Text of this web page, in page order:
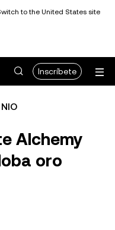
to the United States site
Inscríbete
Alchemy
oro